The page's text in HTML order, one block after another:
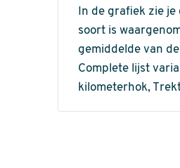
In de grafiek zie
soort is
gemiddelde van
Complete lijst
kilometerhok,